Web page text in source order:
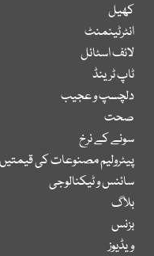
کھیل
انٹرٹینمنٹ
لائف اسٹائل
ٹاپ ٹرینڈ
دلچسپ و عجیب
صحت
سونے کے نرخ
پیٹرولیم مصنوعات کی قیمتیں
سائنس و ٹیکنالوجی
بلاگ
بزنس
ویڈیوز